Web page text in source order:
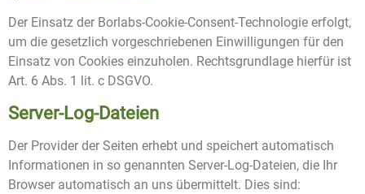
Der Einsatz der Borlabs-Cookie-Consent-Technologie erfolgt,
um die gesetzlich vorgeschriebenen Einwilligungen für den
Einsatz von Cookies einzuholen. Rechtsgrundlage hierfür ist
Art. 6 Abs. 1 lit. c DSGVO.
Server-Log-Dateien
Der Provider der Seiten erhebt und speichert automatisch
Informationen in so genannten Server-Log-Dateien, die Ihr
Browser automatisch an uns übermittelt. Dies sind: